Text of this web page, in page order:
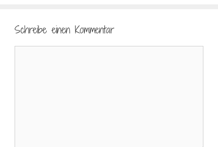
Schreibe einen Kommentar